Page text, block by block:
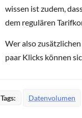
wissen ist zudem,
dem regulären
Wer also
paar Klicks können
Tags: Datenvolumen